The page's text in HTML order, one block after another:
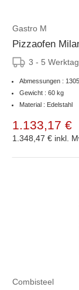
Gastro M
Pizzaofen
3 - 5
Abmessungen :
Gewicht : 60 kg
Material : Edelstahl
1.133,17 €
1.348,47 € inkl.
Combisteel